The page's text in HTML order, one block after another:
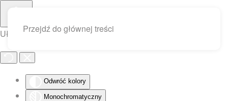
Ułatwienia dostępu
Odwróć kolory
Monochromatyczny
Przejdź do głównej treści